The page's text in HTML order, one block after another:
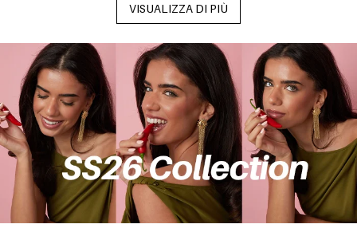
VISUALIZZA DI PIÙ